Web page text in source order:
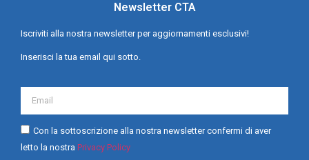
Newsletter CTA
Iscriviti alla nostra newsletter per aggiornamenti esclusivi!
Inserisci la tua email qui sotto.
Con la sottoscrizione alla nostra newsletter confermi di aver
letto la nostra Privacy Policy